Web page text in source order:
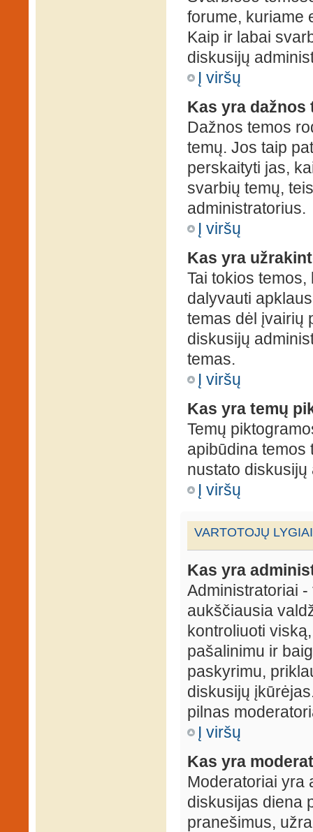
forume, kuriame
Kaip ir labai
diskusijų
Į viršų
Kas yra dažnos
Dažnos temos
temų. Jos taip
perskaityti jas,
svarbių temų,
administratorius.
Į viršų
Kas yra
Tai tokios
dalyvauti
temas dėl įvairių
diskusijų
temas.
Į viršų
Kas yra temų
Temų
apibūdina temos
nustato
Į viršų
VARTOTOJŲ
Kas yra
Administratoriai
aukščiausia
kontroliuoti
pašalinimu ir
paskyrimu,
diskusijų
pilnas
Į viršų
Kas yra
Moderatoriai yra
diskusijas diena
pranešimus,